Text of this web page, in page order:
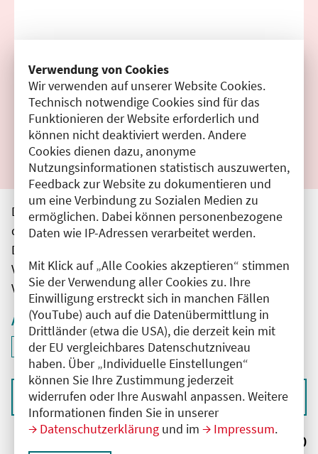
Verwendung von Cookies
Wir verwenden auf unserer Website Cookies.
Technisch notwendige Cookies sind für das
Funktionieren der Website erforderlich und
können nicht deaktiviert werden. Andere
Cookies dienen dazu, anonyme
Nutzungsinformationen statistisch auszuwerten,
Feedback zur Website zu dokumentieren und
um eine Verbindung zu Sozialen Medien zu
ermöglichen. Dabei können personenbezogene
Daten wie IP-Adressen verarbeitet werden.
Mit Klick auf „Alle Cookies akzeptieren“ stimmen
Sie der Verwendung aller Cookies zu. Ihre
Einwilligung erstreckt sich in manchen Fällen
(YouTube) auch auf die Datenübermittlung in
Drittländer (etwa die USA), die derzeit kein mit
der EU vergleichbares Datenschutzniveau
haben. Über „Individuelle Einstellungen“
können Sie Ihre Zustimmung jederzeit
widerrufen oder Ihre Auswahl anpassen. Weitere
Informationen finden Sie in unserer
Datenschutzerklärung und im Impressum.
Filter zurücksetzen
Ergebnisse drucken
Die hier aufgeführten Veranstaltungen entsprechen
den unmittelbar vom Veranstalter getätigten Angaben.
Die Ärztekammer Berlin übernimmt keine
Verantwortung für den Inhalt, die Haftung obliegt dem
Veranstalter.
Aktive Filter
Filter
ID: ANT-2502922
deaktivieren und Suchergebnisse neu laden
Sortieren nach
Ergebnisse: 0